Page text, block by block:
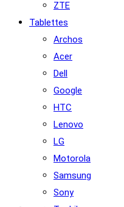
ZTE
Tablettes
Archos
Acer
Dell
Google
HTC
Lenovo
LG
Motorola
Samsung
Sony